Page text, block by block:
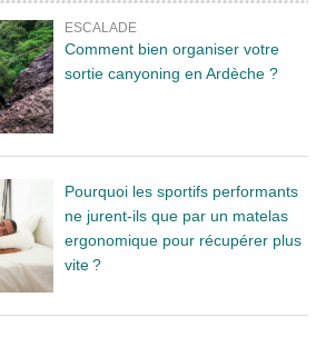
ESCALADE
Comment bien organiser votre
sortie canyoning en Ardèche ?
Pourquoi les sportifs performants
ne jurent-ils que par un matelas
ergonomique pour récupérer plus
vite ?